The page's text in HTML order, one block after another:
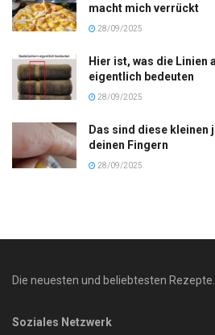
macht mich verrückt
28/09/2025
Hier ist, was die Linien
eigentlich bedeuten
28/09/2025
Das sind diese kleinen
deinen Fingern
28/09/2025
Die neuesten und beliebtesten
Soziales Netzwerk